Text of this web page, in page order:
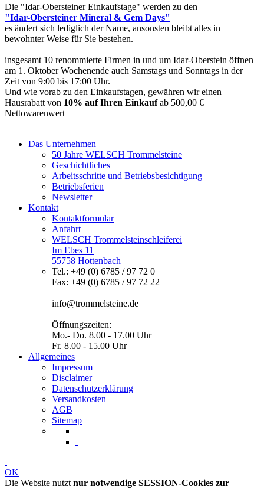
Die "Idar-Obersteiner Einkaufstage" werden zu den
"Idar-Obersteiner Mineral & Gem Days"
es ändert sich lediglich der Name, ansonsten bleibt alles in
bewohnter Weise für Sie bestehen.
insgesamt 10 renommierte Firmen in und um Idar-Oberstein öffnen
am 1. Oktober Wochenende auch Samstags und Sonntags in der
Zeit von 9:00 bis 17:00 Uhr.
Und wie vorab zu den Einkaufstagen, gewähren wir einen
Hausrabatt von 10% auf Ihren Einkaufab 500,00 €
Nettowarenwert
Das Unternehmen
50 Jahre WELSCH Trommelsteine
Geschichtliches
Arbeitsschritte und Betriebsbesichtigung
Betriebsferien
Newsletter
Kontakt
Kontaktformular
Anfahrt
WELSCH Trommelsteinschleiferei
Im Ebes 11
55758 Hottenbach
Tel.: +49 (0) 6785 / 97 72 0
Fax: +49 (0) 6785 / 97 72 22
info@trommelsteine.de
Öffnungszeiten:
Mo.- Do. 8.00 - 17.00 Uhr
Fr. 8.00 - 15.00 Uhr
Allgemeines
Impressum
Disclaimer
Datenschutzerklärung
Versandkosten
AGB
Sitemap
OK
Die Website nutzt nur notwendige SESSION-Cookies zur